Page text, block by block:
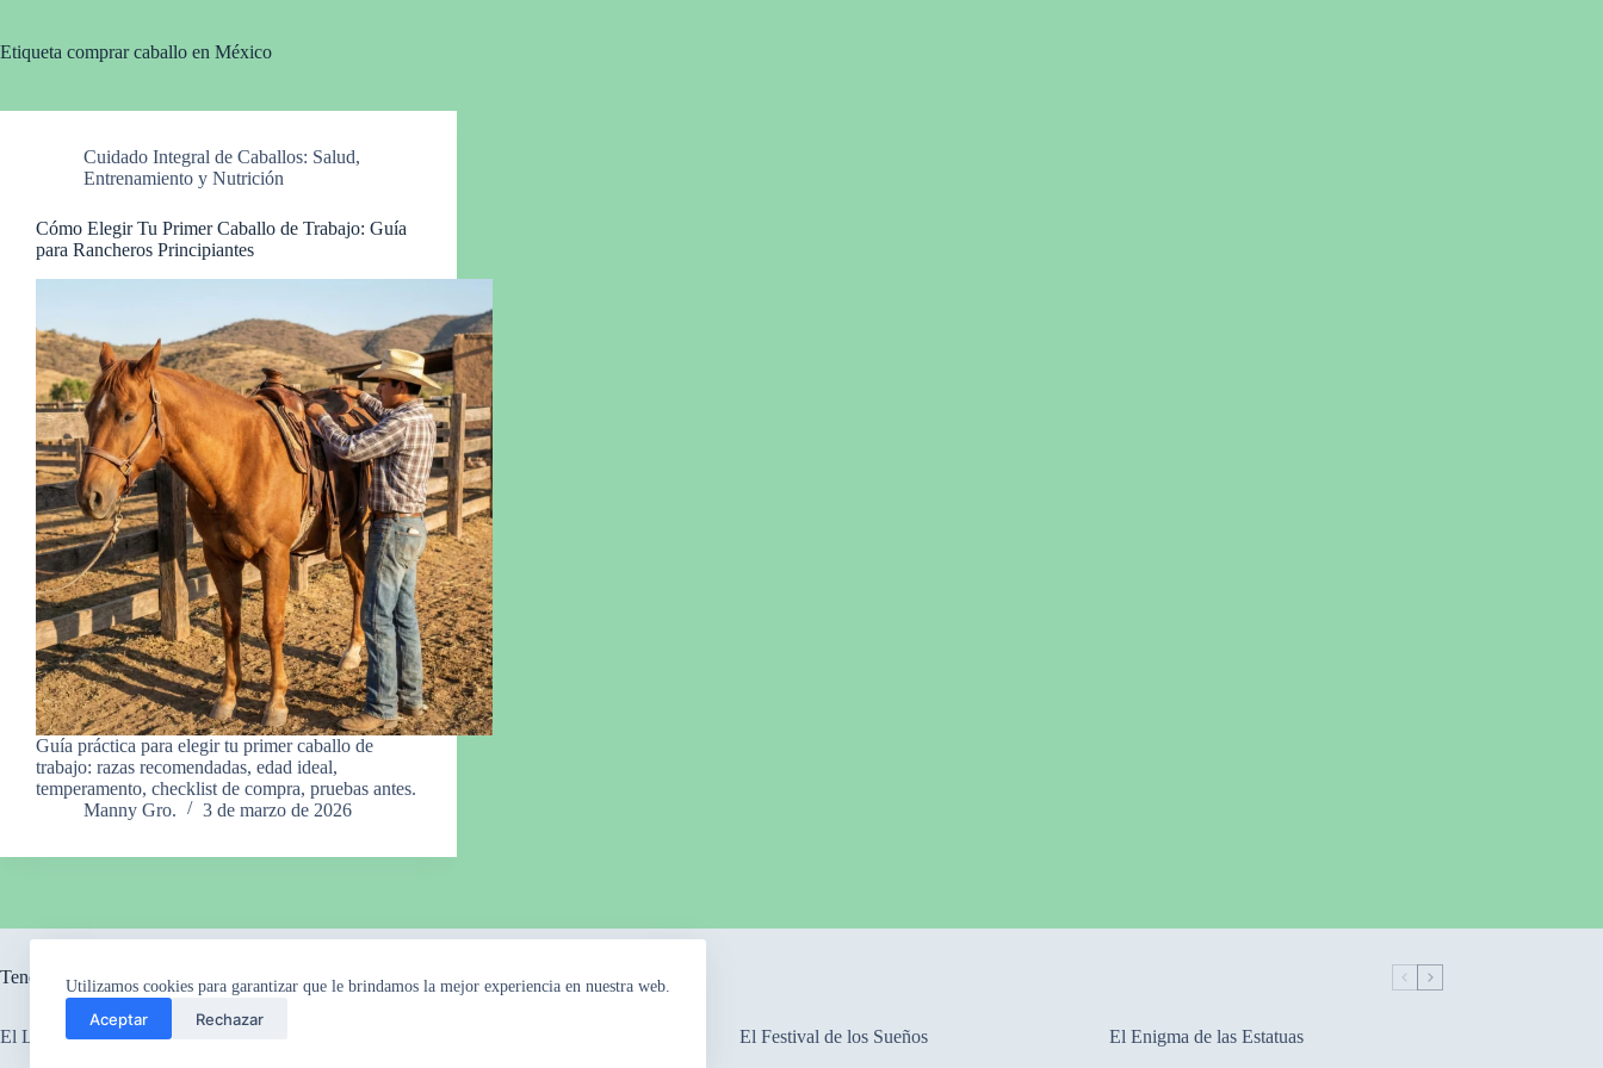
Utilizamos cookies para garantizar que le brindamos la mejor experiencia en nuestra web.
Aceptar Rechazar
Etiqueta comprar caballo en México
Cuidado Integral de Caballos: Salud,
Entrenamiento y Nutrición
Cómo Elegir Tu Primer Caballo de Trabajo: Guía
para Rancheros Principiantes
Guía práctica para elegir tu primer caballo de
trabajo: razas recomendadas, edad ideal,
temperamento, checklist de compra, pruebas antes.
Manny Gro.
3 de marzo de 2026
Tendencia ahora
El Legado Perdido El Festival de los Sueños El Enigma de las Estatuas